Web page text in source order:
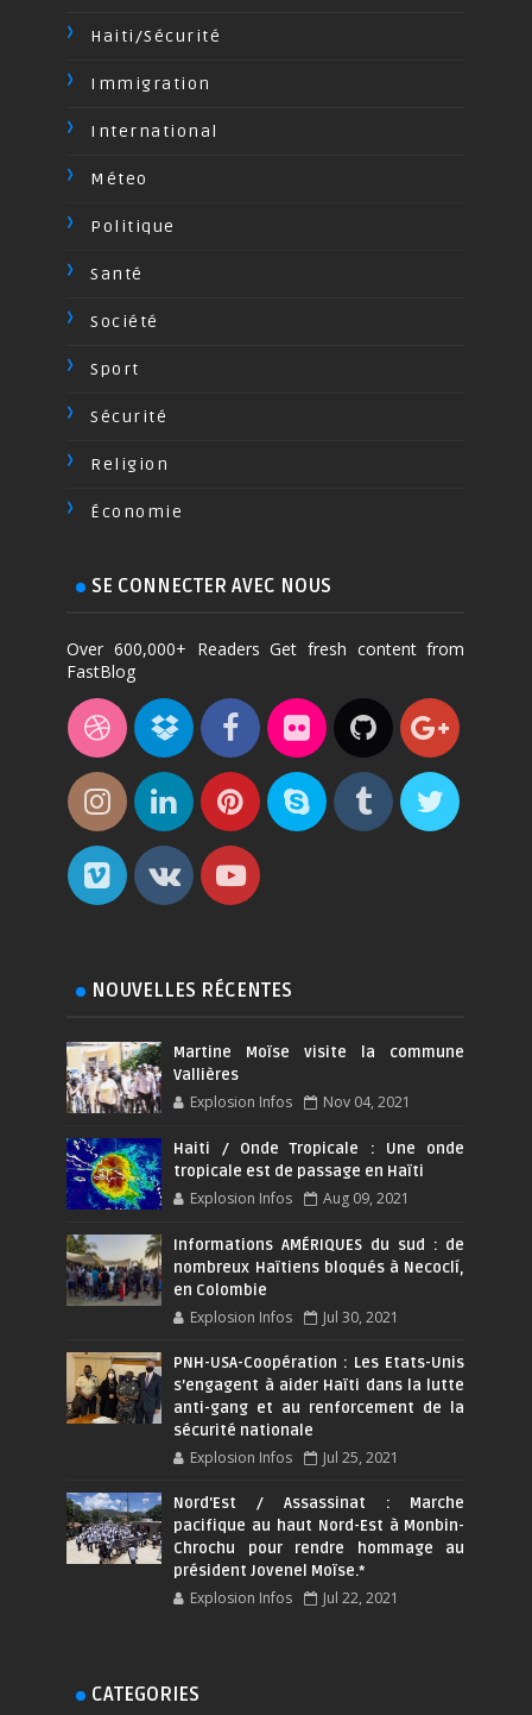
Haiti/Sécurité
Immigration
International
Méteo
Politique
Santé
Société
Sport
Sécurité
Religion
Économie
SE CONNECTER AVEC NOUS
Over 600,000+ Readers Get fresh content from
FastBlog
NOUVELLES RÉCENTES
Martine Moïse visite la commune
Vallières
Explosion Infos Nov 04, 2021
Haiti / Onde Tropicale : Une onde
tropicale est de passage en Haïti
Explosion Infos Aug 09, 2021
Informations AMÉRIQUES du sud : de
nombreux Haïtiens bloqués à Necoclí,
en Colombie
Explosion Infos Jul 30, 2021
PNH-USA-Coopération : Les Etats-Unis
s’engagent à aider Haïti dans la lutte
anti-gang et au renforcement de la
sécurité nationale
Explosion Infos Jul 25, 2021
Nord'Est / Assassinat : Marche
pacifique au haut Nord-Est à Monbin-
Chrochu pour rendre hommage au
président Jovenel Moïse.*
Explosion Infos Jul 22, 2021
CATEGORIES